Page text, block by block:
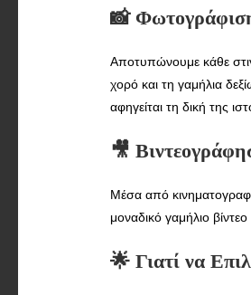
📸
Αποτυπώνουμε κάθε
χορό και τη γαμήλια
αφηγείται τη δική της
🎥
Μέσα από
μοναδικό γαμήλιο
🌟 Γιατί να